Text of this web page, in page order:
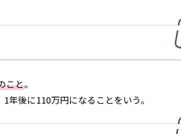
こと。
後に110万円になることをいう。